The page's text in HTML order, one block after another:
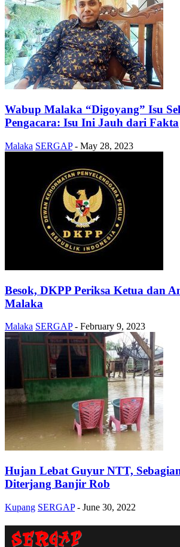
Wabup Malaka “Digoyang” Isu
Pengacara: Isu Ini Jauh dari Fakta
Malaka SERGAP - May 28, 2023
Besok, DKPP Periksa Ketua dan
Malaka
Malaka SERGAP - February 9, 2023
Hujan Lebat Guyur NTT,
Diterjang Banjir Rob
Kupang SERGAP - June 30, 2022